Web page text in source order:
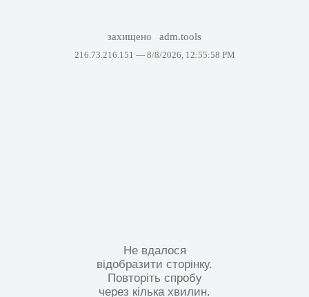
захищено adm.tools
216.73.216.151 — 8/8/2026, 12:55:58 PM
Не вдалося
відобразити сторінку.
Повторіть спробу
через кілька хвилин.